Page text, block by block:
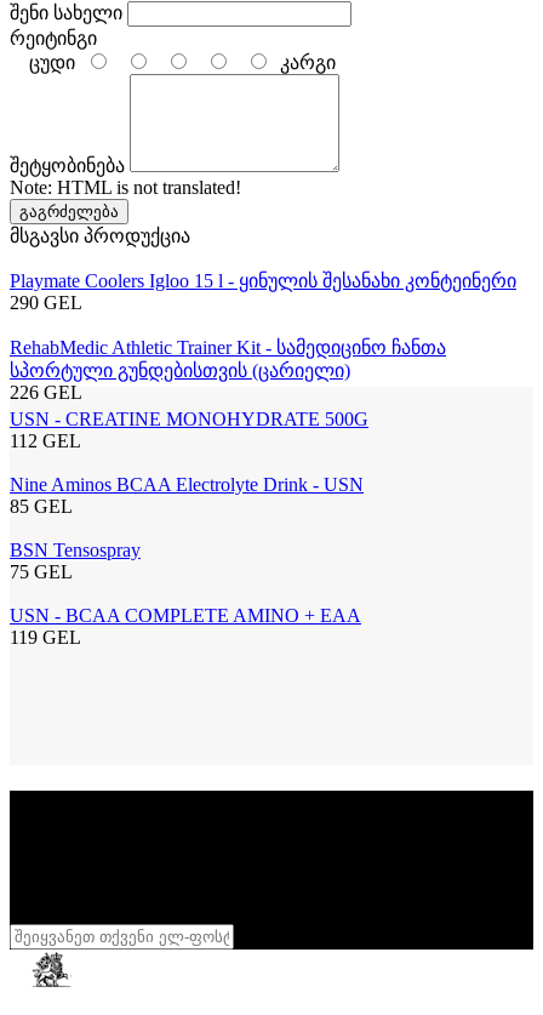
შენი სახელი
რეიტინგი
ცუდი
კარგი
შეტყობინება
Note: HTML is not translated!
გაგრძელება
მსგავსი პროდუქცია
Playmate Coolers Igloo 15 l - ყინულის შესანახი კონტეინერი
290 GEL
RehabMedic Athletic Trainer Kit - სამედიცინო ჩანთა
სპორტული გუნდებისთვის (ცარიელი)
226 GEL
USN - CREATINE MONOHYDRATE 500G
112 GEL
Nine Aminos BCAA Electrolyte Drink - USN
85 GEL
BSN Tensospray
75 GEL
USN - BCAA COMPLETE AMINO + EAA
119 GEL